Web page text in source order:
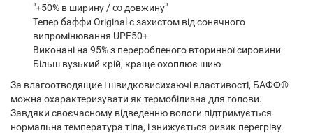
"+50% в ширину / ∞ довжину"
Тепер баффи Original c захистом від сонячного
випромінювання UPF50+
Виконані на 95% з переробленого вторинної сировини
Більш вузький крій, краще охоплює шию
За влагоотводящие і швидковисихаючі властивості, БАФФ®
можна охарактеризувати як термобілизна для голови.
Завдяки своєчасному відведенню вологи підтримується
нормальна температура тіла, і знижується ризик перегріву.